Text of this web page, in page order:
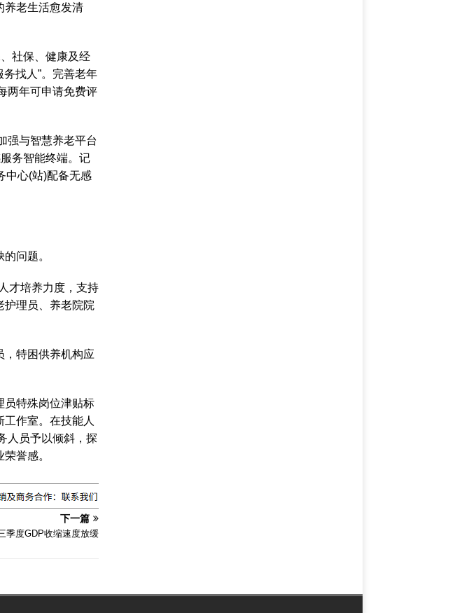
老生活愈发清
社保、健康及经
找人”。完善老年
两年可申请免费评
强与智慧养老平台
务智能终端。记
中心(站)配备无感
问题。
才培养力度，支持
护理员、养老院院
，特困供养机构应
员特殊岗位津贴标
作室。在技能人
人员予以倾斜，探
誉感。
下一篇
季度GDP收缩速度放缓